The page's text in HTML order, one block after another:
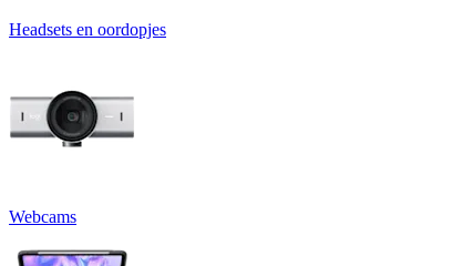
Headsets en oordopjes
Webcams